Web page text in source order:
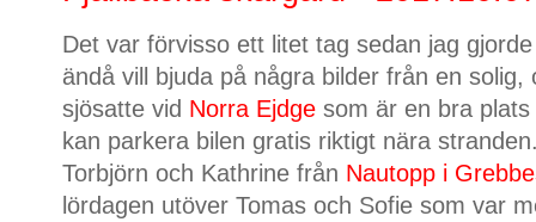
Det var förvisso ett litet tag sedan jag
ändå vill bjuda på några bilder från en
sjösatte vid Norra Ejdge som är en bra
kan parkera bilen gratis riktigt nära
Torbjörn och Kathrine från Nautopp i
lördagen utöver Tomas och Sofie som var